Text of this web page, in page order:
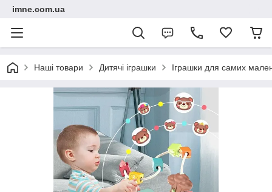
imne.com.ua
Наші товари Дитячі іграшки Іграшки для самих